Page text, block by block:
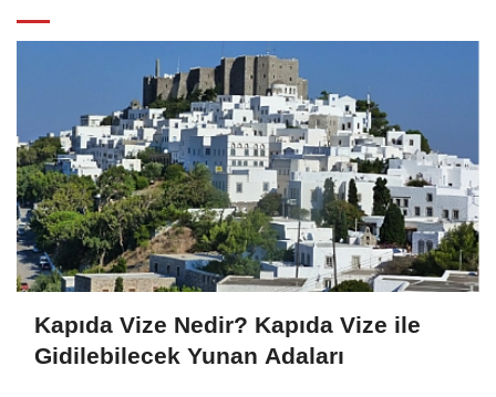
Kapıda Vize Nedir? Kapıda Vize ile
Gidilebilecek Yunan Adaları